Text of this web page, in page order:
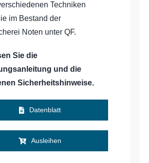
Techniken
im Bestand der
Noten unter QF.
Sie die
und die
Sicherheitshinweise.
Datenblatt
Ausleihen